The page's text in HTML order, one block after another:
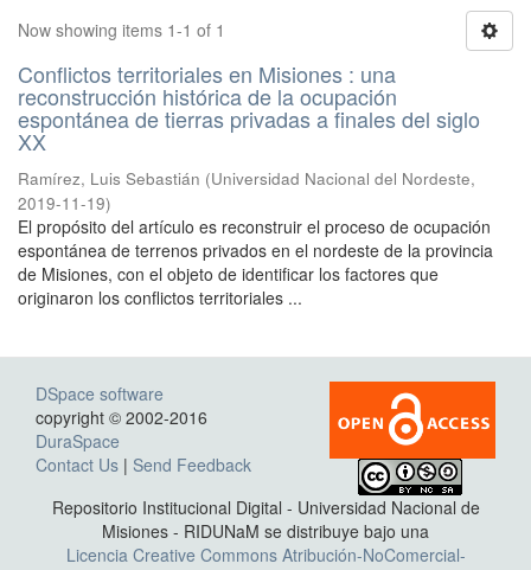
Now showing items 1-1 of 1
Conflictos territoriales en Misiones : una
reconstrucción histórica de la ocupación
espontánea de tierras privadas a finales del siglo
XX
Ramírez, Luis Sebastián (Universidad Nacional del Nordeste,
2019-11-19)
El propósito del artículo es reconstruir el proceso de ocupación
espontánea de terrenos privados en el nordeste de la provincia
de Misiones, con el objeto de identificar los factores que
originaron los conflictos territoriales ...
DSpace software
copyright © 2002-2016
DuraSpace
Contact Us | Send Feedback
Repositorio Institucional Digital - Universidad Nacional de
Misiones - RIDUNaM se distribuye bajo una
Licencia Creative Commons Atribución-NoComercial-